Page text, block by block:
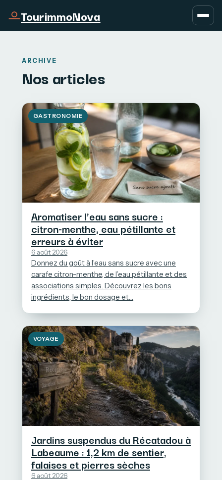
TourimmoNova
ARCHIVE
Nos articles
GASTRONOMIE
Aromatiser l’eau sans sucre :
citron-menthe, eau pétillante et
erreurs à éviter
6 août 2026
Donnez du goût à l’eau sans sucre avec une
carafe citron-menthe, de l’eau pétillante et des
associations simples. Découvrez les bons
ingrédients, le bon dosage et…
VOYAGE
Jardins suspendus du Récatadou à
Labeaume : 1,2 km de sentier,
falaises et pierres sèches
6 août 2026